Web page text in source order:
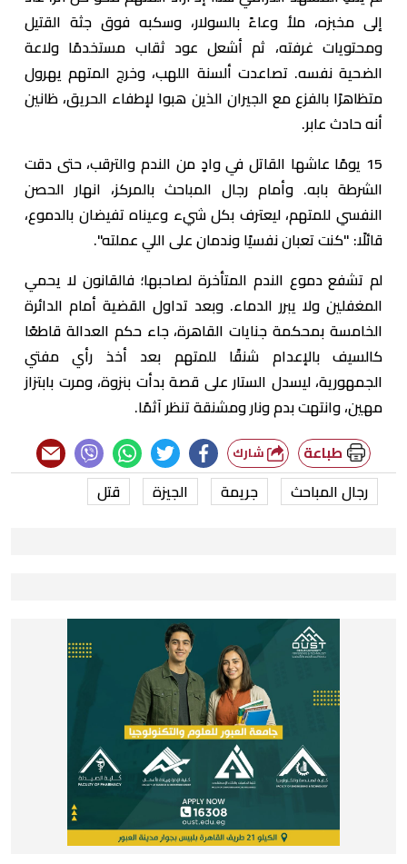
إلى مخبزه، ملأ وعاءً بالسولار، وسكبه فوق جثة القتيل
ومحتويات غرفته، ثم أشعل عود ثقاب مستخدمًا ولاعة
الضحية نفسه. تصاعدت ألسنة اللهب، وخرج المتهم يهرول
متظاهرًا بالفزع مع الجيران الذين هبوا لإطفاء الحريق، ظانين
أنه حادث عابر.
15 يومًا عاشها القاتل في وادٍ من الندم والترقب، حتى دقت
الشرطة بابه. وأمام رجال المباحث بالمركز، انهار الحصن
النفسي للمتهم، ليعترف بكل شيء وعيناه تفيضان بالدموع،
قائلًا: "كنت تعبان نفسيًا وندمان على اللي عملته".
لم تشفع دموع الندم المتأخرة لصاحبها؛ فالقانون لا يحمي
المغفلين ولا يبرر الدماء. وبعد تداول القضية أمام الدائرة
الخامسة بمحكمة جنايات القاهرة، جاء حكم العدالة قاطعًا
كالسيف بالإعدام شنقًا للمتهم بعد أخذ رأي مفتي
الجمهورية، ليسدل الستار على قصة بدأت بنزوة، ومرت بابتزاز
مهين، وانتهت بدم ونار ومشنقة تنظر آثمًا.
طباعة
رجال المباحث جريمة الجيزة قتل